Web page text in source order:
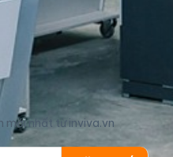
mới nhất từ inviva.vn